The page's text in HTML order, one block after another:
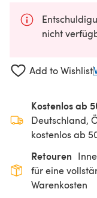
nicht
Add to Wishlist
Kostenlos ab
Deutschland,
kostenlos ab
Retouren
für eine
Warenkosten